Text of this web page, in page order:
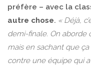
préfère – avec la
autre chose. « Déjà,
demi-finale. On aborde
mais en sachant que
contre une équipe qui